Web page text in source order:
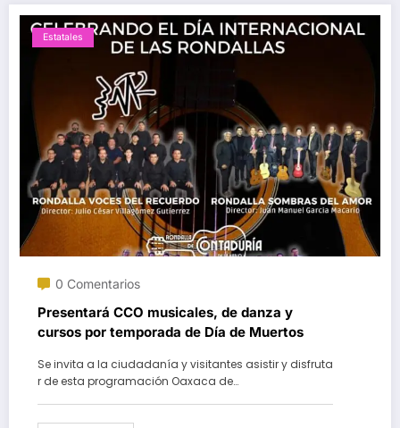
Estatales
0 Comentarios
Presentará CCO musicales, de danza y
cursos por temporada de Día de Muertos
Se invita a la ciudadanía y visitantes asistir y disfruta
r de esta programación Oaxaca de…